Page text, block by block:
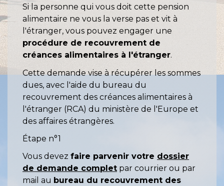
Si la personne qui vous doit cette pension
alimentaire ne vous la verse pas et vit à
l'étranger, vous pouvez engager une
procédure de recouvrement de
créances alimentaires à l'étranger.
Cette demande vise à récupérer les sommes
dues, avec l'aide du bureau du
recouvrement des créances alimentaires à
l'étranger (RCA) du ministère de l'Europe et
des affaires étrangères.
Étape n°1
Vous devez faire parvenir votre dossier
de demande complet par courrier ou par
mail au bureau du recouvrement des